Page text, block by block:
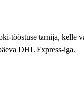
tööstuse tarnija,
DHL Express-iga.